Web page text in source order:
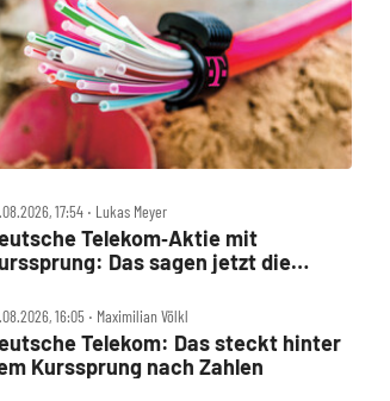
17:54 ‧ Lukas Meyer
Telekom‑Aktie mit
Das sagen jetzt die
16:05 ‧ Maximilian Völkl
Telekom: Das steckt hinter
Kurssprung nach Zahlen